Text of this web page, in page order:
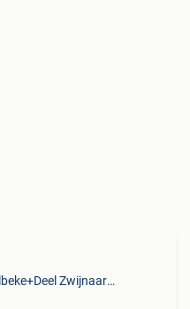
Merelbeke+Deel Zwijnaarde